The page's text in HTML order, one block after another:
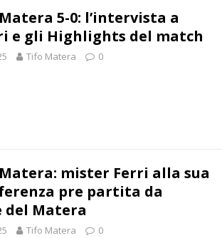
5-0: l’intervista a
e gli Highlights del match
Tifo Matera 0
mister Ferri alla sua
pre partita da
Matera
Tifo Matera 0